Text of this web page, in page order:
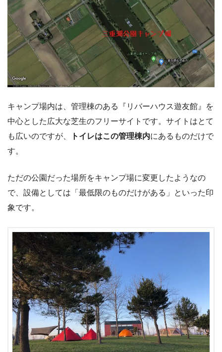
キャンプ場内は、管理棟のある『リバーハウス遊友館』を
中心とした広大な芝生のフリーサイトです。サイトはとて
も広いのですが、
トイレはこの管理棟内にあるものだけで
す。
ただの公園だった場所をキャンプ場に変更したようなの
で、設備としては「最低限のものだけがある」といった印
象です。